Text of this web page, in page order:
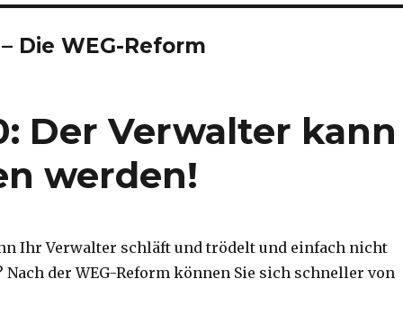
Die WEG-Reform
Der Verwalter kann
werden!
Ihr Verwalter schläft und trödelt und einfach nicht
Nach der WEG-Reform können Sie sich schneller von